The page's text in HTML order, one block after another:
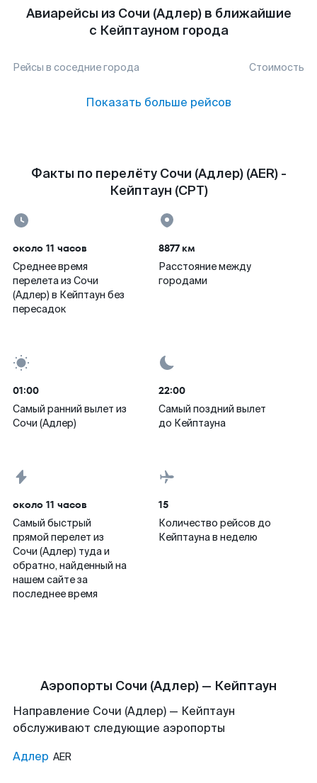
Авиарейсы из Сочи (Адлер) в ближайшие
с Кейптауном города
Рейсы в соседние города Стоимость
Показать больше рейсов
Факты по перелёту Сочи (Адлер) (AER) -
Кейптаун (CPT)
около 11 часов
Среднее время
перелета из Сочи
(Адлер) в Кейптаун без
пересадок
8877 км
Расстояние между
городами
01:00
Самый ранний вылет из
Сочи (Адлер)
22:00
Самый поздний вылет
до Кейптауна
около 11 часов
Самый быстрый
прямой перелет из
Сочи (Адлер) туда и
обратно, найденный на
нашем сайте за
последнее время
15
Количество рейсов до
Кейптауна в неделю
Аэропорты Сочи (Адлер) — Кейптаун
Направление Сочи (Адлер) — Кейптаун
обслуживают следующие аэропорты
Адлер AER